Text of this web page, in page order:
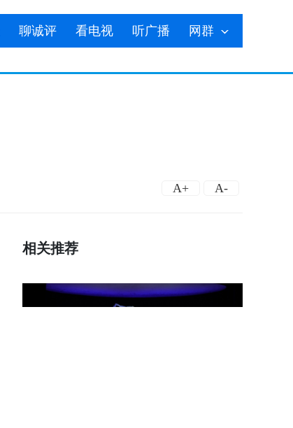
聊诚评 看电视 听广播 网群
A+ A-
相关推荐